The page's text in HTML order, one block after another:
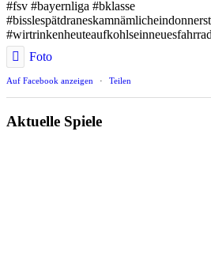
#fsv #bayernliga #bklasse
#wirtrinkenheuteaufkohlseinneuesfahrrad
Foto
Auf Facebook anzeigen · Teilen
Aktuelle Spiele